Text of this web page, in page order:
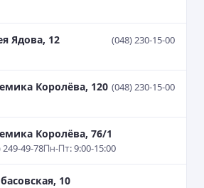
Ядова, 12
(048) 230-15-00
Королёва, 120 (048) 230-15-00
Королёва, 76/1
249-49-78Пн-Пт: 9:00-15:00
10